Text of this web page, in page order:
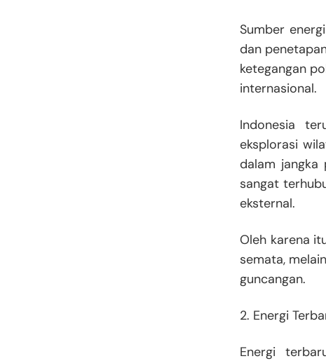
Sumber
dan
ketegangan
internasional.
Indonesia
eksplorasi
dalam jangka
sangat
eksternal.
Oleh karena
semata,
guncangan.
2. Energi
Energi